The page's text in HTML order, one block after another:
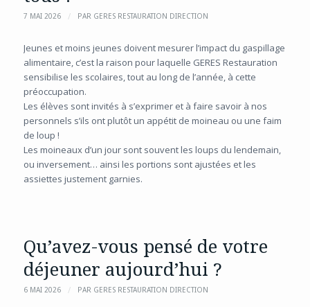
7 MAI 2026 / PAR GERES RESTAURATION DIRECTION
Jeunes et moins jeunes doivent mesurer l’impact du gaspillage
alimentaire, c’est la raison pour laquelle GERES Restauration
sensibilise les scolaires, tout au long de l’année, à cette
préoccupation.
Les élèves sont invités à s’exprimer et à faire savoir à nos
personnels s’ils ont plutôt un appétit de moineau ou une faim
de loup !
Les moineaux d’un jour sont souvent les loups du lendemain,
ou inversement… ainsi les portions sont ajustées et les
assiettes justement garnies.
Qu’avez-vous pensé de votre
déjeuner aujourd’hui ?
6 MAI 2026 / PAR GERES RESTAURATION DIRECTION